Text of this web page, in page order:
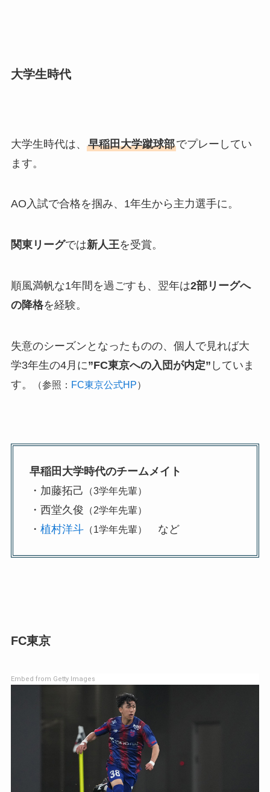
大学生時代
大学生時代は、 早稲田大学蹴球部でプレーしてい
ます。
AO入試で合格を掴み、1年生から主力選手に。
関東リーグでは新人王を受賞。
順風満帆な1年間を過ごすも、翌年は2部リーグへ
の降格を経験。
失意のシーズンとなったものの、個人で見れば大
学3年生の4月に”FC東京への入団が内定” していま
す。
（参照： FC東京公式HP）
早稲田大学時代のチームメイト
・加藤拓己 （3学年先輩）
・西堂久俊 （2学年先輩）
・ 植村洋斗（1学年先輩） など
FC東京
Embed from Getty Images